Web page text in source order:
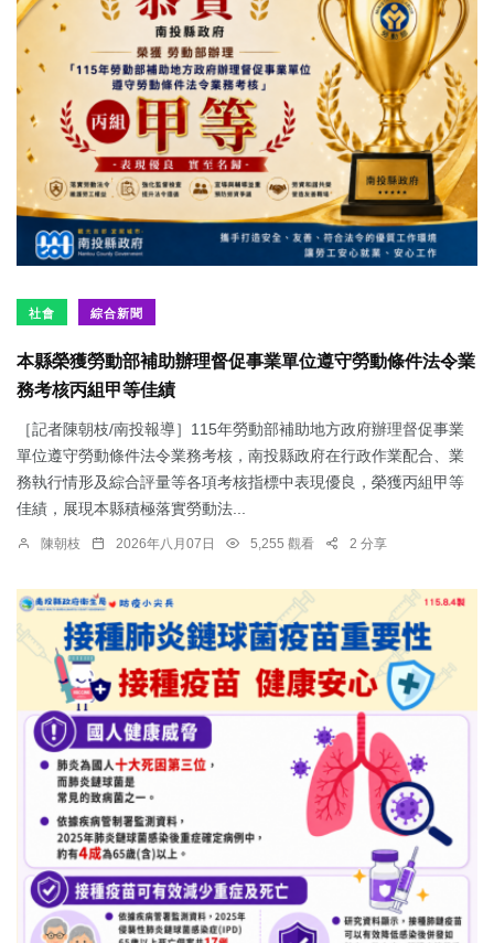
社會 綜合新聞
本縣榮獲勞動部補助辦理督促事業單位遵守勞動條件法令業
務考核丙組甲等佳績
［記者陳朝枝/南投報導］115年勞動部補助地方政府辦理督促事業
單位遵守勞動條件法令業務考核，南投縣政府在行政作業配合、業
務執行情形及綜合評量等各項考核指標中表現優良，榮獲丙組甲等
佳績，展現本縣積極落實勞動法...
陳朝枝 2026年八月07日 5,255 觀看 2 分享